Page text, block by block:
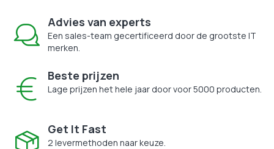
Advies van experts
Een sales-team gecertificeerd door de grootste IT
merken.
Beste prijzen
Lage prijzen het hele jaar door voor 5000 producten.
Get It Fast
2 levermethoden naar keuze.